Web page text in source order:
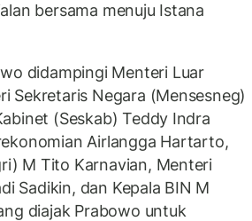
bersama menuju Istana
didampingi Menteri Luar
Sekretaris Negara (Mensesneg)
(Seskab) Teddy Indra
Airlangga Hartarto,
M Tito Karnavian, Menteri
Sadikin, dan Kepala BIN M
diajak Prabowo untuk